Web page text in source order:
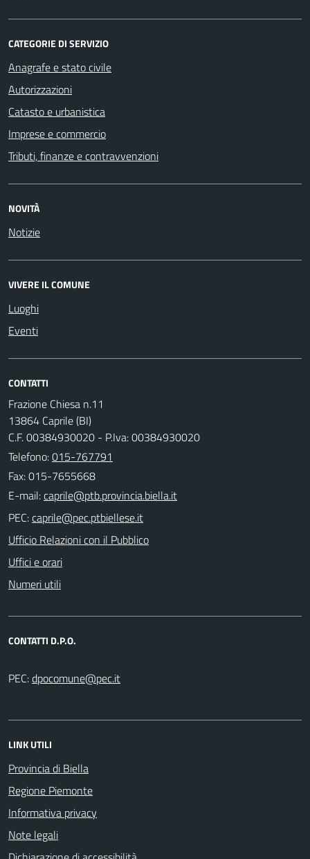
CATEGORIE DI SERVIZIO
Anagrafe e stato civile
Autorizzazioni
Catasto e urbanistica
Imprese e commercio
Tributi, finanze e contravvenzioni
NOVITÀ
Notizie
VIVERE IL COMUNE
Luoghi
Eventi
CONTATTI
Frazione Chiesa n.11
13864 Caprile (BI)
C.F. 00384930020 - P.Iva: 00384930020
Telefono:015-767791
Fax: 015-7655668
E-mail:
PEC:
Ufficio Relazioni con il Pubblico
Uffici e orari
Numeri utili
CONTATTI D.P.O.
PEC:
LINK UTILI
Provincia di Biella
Regione Piemonte
Informativa privacy
Note legali